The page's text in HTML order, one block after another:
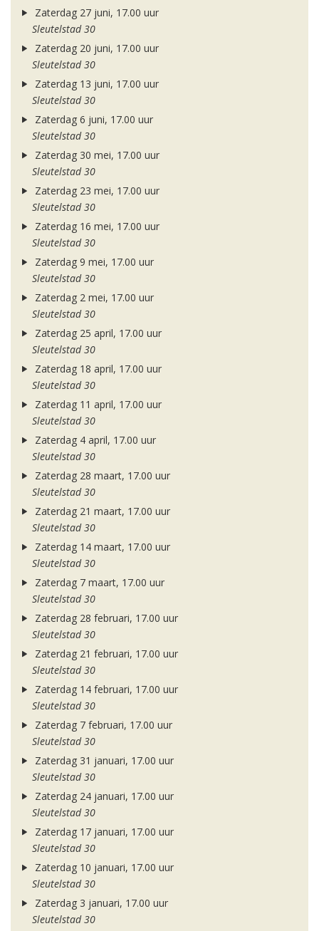
Zaterdag 27 juni, 17.00 uur
Sleutelstad 30
Zaterdag 20 juni, 17.00 uur
Sleutelstad 30
Zaterdag 13 juni, 17.00 uur
Sleutelstad 30
Zaterdag 6 juni, 17.00 uur
Sleutelstad 30
Zaterdag 30 mei, 17.00 uur
Sleutelstad 30
Zaterdag 23 mei, 17.00 uur
Sleutelstad 30
Zaterdag 16 mei, 17.00 uur
Sleutelstad 30
Zaterdag 9 mei, 17.00 uur
Sleutelstad 30
Zaterdag 2 mei, 17.00 uur
Sleutelstad 30
Zaterdag 25 april, 17.00 uur
Sleutelstad 30
Zaterdag 18 april, 17.00 uur
Sleutelstad 30
Zaterdag 11 april, 17.00 uur
Sleutelstad 30
Zaterdag 4 april, 17.00 uur
Sleutelstad 30
Zaterdag 28 maart, 17.00 uur
Sleutelstad 30
Zaterdag 21 maart, 17.00 uur
Sleutelstad 30
Zaterdag 14 maart, 17.00 uur
Sleutelstad 30
Zaterdag 7 maart, 17.00 uur
Sleutelstad 30
Zaterdag 28 februari, 17.00 uur
Sleutelstad 30
Zaterdag 21 februari, 17.00 uur
Sleutelstad 30
Zaterdag 14 februari, 17.00 uur
Sleutelstad 30
Zaterdag 7 februari, 17.00 uur
Sleutelstad 30
Zaterdag 31 januari, 17.00 uur
Sleutelstad 30
Zaterdag 24 januari, 17.00 uur
Sleutelstad 30
Zaterdag 17 januari, 17.00 uur
Sleutelstad 30
Zaterdag 10 januari, 17.00 uur
Sleutelstad 30
Zaterdag 3 januari, 17.00 uur
Sleutelstad 30